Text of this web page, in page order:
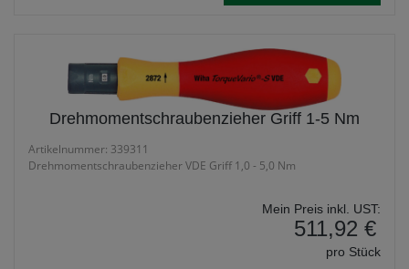
Drehmomentschraubenzieher Griff 1-5 Nm
Artikelnummer: 339311
Drehmomentschraubenzieher VDE Griff 1,0 - 5,0 Nm
Mein Preis inkl. UST:
511,92 €
pro Stück